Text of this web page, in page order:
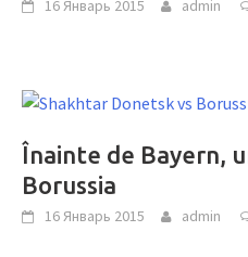
16 Январь 2015 admin
Înainte de Bayern,
Borussia
16 Январь 2015 admin